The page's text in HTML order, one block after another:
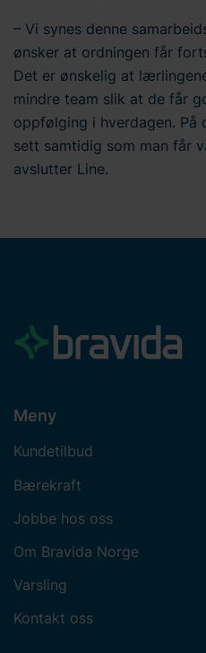
– Vi synes denne
ønsker at ordningen får
Det er ønskelig at
mindre team slik at de får
oppfølging i hverdagen. På
sett samtidig som man får
avslutter Line.
Meny
Kundetilbud
Bærekraft
Jobbe hos oss
Om Bravida Norge
Varsling
Kontakt oss